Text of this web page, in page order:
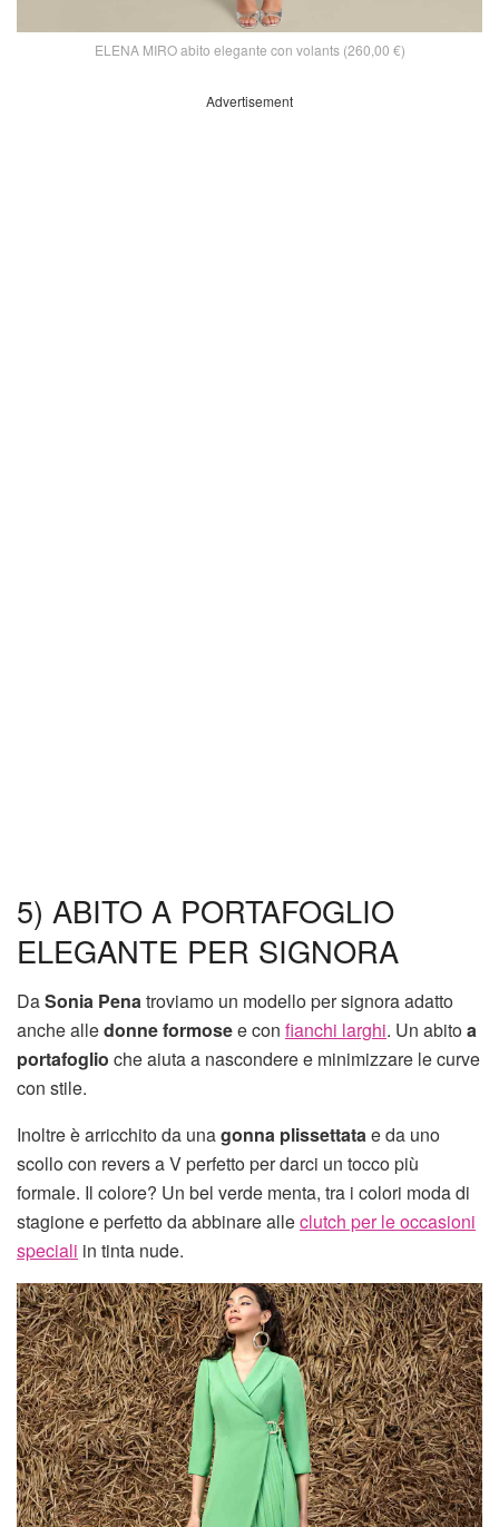
ELENA MIRO abito elegante con volants (260,00 €)
Advertisement
5) ABITO A PORTAFOGLIO
ELEGANTE PER SIGNORA
DaSonia Penatroviamo un modello per signora adatto
anche alledonne formosee con fianchi larghi. Un abitoa
portafoglio che aiuta a nascondere e minimizzare le curve
con stile.
Inoltre è arricchito da unagonna plissettatae da uno
scollo con revers a V perfetto per darci un tocco più
formale. Il colore? Un bel verde menta, tra i colori moda di
stagione e perfetto da abbinare alleclutch per le occasioni
speciali in tinta nude.